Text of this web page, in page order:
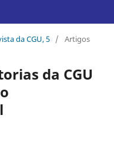
da CGU, 5 / Artigos
da CGU